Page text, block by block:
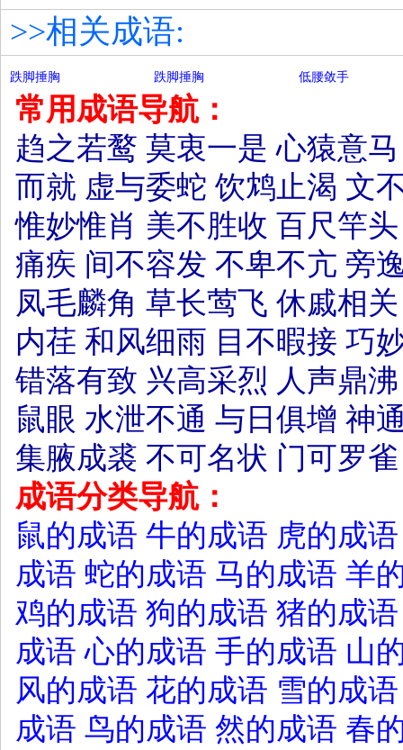
>>相关成语:
跌脚捶胸 跌脚捶胸 低腰敛手
常用成语导航：
趋之若鹜 莫衷一是 心猿意马
而就 虚与委蛇 饮鸩止渴 文
惟妙惟肖 美不胜收 百尺竿头
痛疾 间不容发 不卑不亢 旁
凤毛麟角 草长莺飞 休戚相关
内荏 和风细雨 目不暇接 巧
错落有致 兴高采烈 人声鼎沸
鼠眼 水泄不通 与日俱增 神
集腋成裘 不可名状 门可罗雀
成语分类导航：
鼠的成语 牛的成语 虎的成语
成语 蛇的成语 马的成语 羊
鸡的成语 狗的成语 猪的成语
成语 心的成语 手的成语 山
风的成语 花的成语 雪的成语
成语 鸟的成语 然的成语 春